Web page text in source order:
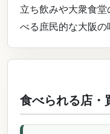
立ち飲みや大衆食
べる庶民的な大阪の
食べられる店・